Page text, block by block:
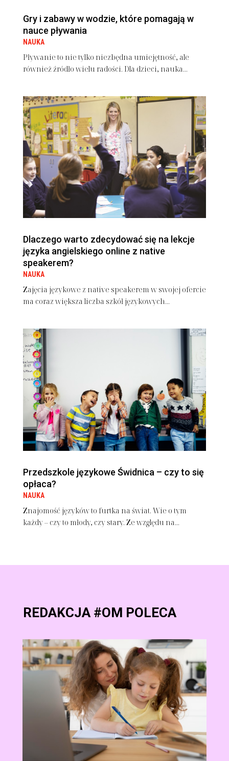
Gry i zabawy w wodzie, które pomagają w
nauce pływania
NAUKA
Pływanie to nie tylko niezbędna umiejętność, ale
również źródło wielu radości. Dla dzieci, nauka...
Dlaczego warto zdecydować się na lekcje
języka angielskiego online z native
speakerem?
NAUKA
Zajęcia językowe z native speakerem w swojej ofercie
ma coraz większa liczba szkół językowych...
Przedszkole językowe Świdnica – czy to się
opłaca?
NAUKA
Znajomość języków to furtka na świat. Wie o tym
każdy – czy to młody, czy stary. Ze względu na...
REDAKCJA #OM POLECA